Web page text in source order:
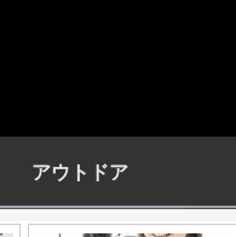
アウトドア